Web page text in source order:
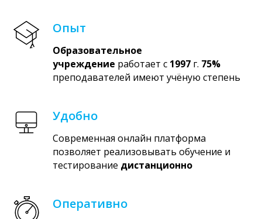
Опыт
Образовательное
учреждение работает с 1997 г. 75%
преподавателей имеют учёную степень
Удобно
Современная онлайн платформа
позволяет реализовывать обучение и
тестирование дистанционно
Оперативно